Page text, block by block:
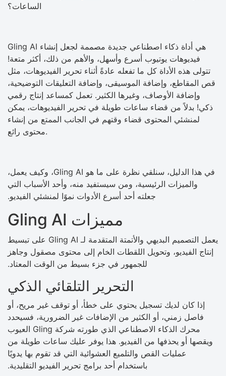
الساعات؟
Gling AI هي أداة ذكاء اصطناعي جديدة مصممة لجعل إنشاء
فيديوهات يوتيوب أسرع وأسهل، والأهم من ذلك، أكثر متعة!
تتولى هذه الأداة كل ما تفعله عادةً أثناء تحرير الفيديوهات، مثل
قص المقاطع، وإضافة الموسيقى، وإضافة التعليقات التوضيحية،
وإضافة الأوصاف، وغيرها الكثير. تعمل كمساعد إنتاج رقمي
ذكي! بدلاً من قضاء ساعات طويلة في تحرير الفيديوهات، يمكن
لمنشئي المحتوى قضاء وقتهم في الجانب الممتع من إنشاء
محتوى رائع.
في هذا الدليل، سنلقي نظرة على ما هو Gling AI، وكيف يعمل،
والميزات الرئيسية، ومن سيستفيد منه، وأحد الأسباب التي
جعلته أحد أسرع الأدوات نموًا لمنشئي الفيديو.
مميزات Gling AI
يعمل التصميم البديهي والأتمتة المتقدمة لـ Gling AI على تبسيط
إنتاج الفيديو، وتحويل اللقطات الخام إلى محتوى مصقول وجاهز
للجمهور في جزء بسيط من الوقت المعتاد.
التحرير التلقائي الذكي
إذا كان لديك تسجيل يحتوي على خطأ، أو توقف غير مريح، أو
فاصل زمني، أو الكثير من الإضافات غير الضرورية، فسيحدد
محرك الذكاء الاصطناعي الذي طورته شركة Gling العيوب
ويقصها أو يحذفها من الفيديو. هذا يوفر عليك ساعات طويلة من
عمليات القص والتلميع العشوائية التي قد تقوم بها يدويًا
باستخدام أحد برامج تحرير الفيديو التقليدية.